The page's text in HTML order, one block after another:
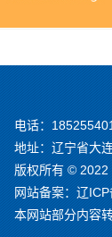
电话：
地址：辽宁省大
版权所有 © 2022
网站备案： 辽
本网站部分内容